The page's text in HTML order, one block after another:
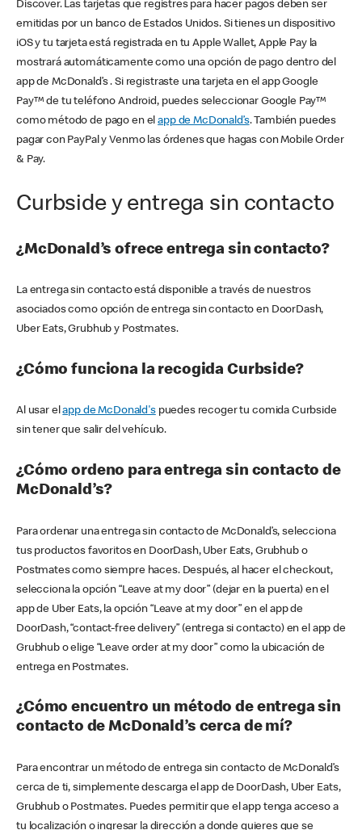
Discover. Las tarjetas que registres para hacer pagos deben ser
emitidas por un banco de Estados Unidos. Si tienes un dispositivo
iOS y tu tarjeta está registrada en tu Apple Wallet, Apple Pay la
mostrará automáticamente como una opción de pago dentro del
app de McDonald’s . Si registraste una tarjeta en el app Google
Pay™ de tu teléfono Android, puedes seleccionar Google Pay™
como método de pago en elapp de McDonald’s. También puedes
pagar con PayPal y Venmo las órdenes que hagas con Mobile Order
& Pay.
Curbside y entrega sin contacto
¿McDonald’s ofrece entrega sin contacto?
La entrega sin contacto está disponible a través de nuestros
asociados como opción de entrega sin contacto en DoorDash,
Uber Eats, Grubhub y Postmates.
¿Cómo funciona la recogida Curbside?
Al usar elapp de McDonald'spuedes recoger tu comida Curbside
sin tener que salir del vehículo.
¿Cómo ordeno para entrega sin contacto de
McDonald’s?
Para ordenar una entrega sin contacto de McDonald’s, selecciona
tus productos favoritos en DoorDash, Uber Eats, Grubhub o
Postmates como siempre haces. Después, al hacer el checkout,
selecciona la opción “Leave at my door” (dejar en la puerta) en el
app de Uber Eats, la opción “Leave at my door” en el app de
DoorDash, “contact-free delivery” (entrega si contacto) en el app de
Grubhub o elige “Leave order at my door” como la ubicación de
entrega en Postmates.
¿Cómo encuentro un método de entrega sin
contacto de McDonald’s cerca de mí?
Para encontrar un método de entrega sin contacto de McDonald’s
cerca de ti, simplemente descarga el app de DoorDash, Uber Eats,
Grubhub o Postmates. Puedes permitir que el app tenga acceso a
tu localización o ingresar la dirección a donde quieres que se